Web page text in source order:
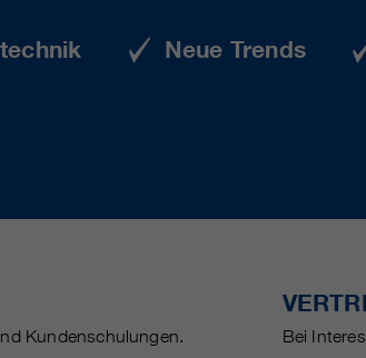
Neue Trends
Kundenschulungen. Bei